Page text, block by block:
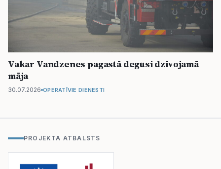
Vakar Vandzenes pagastā degusi dzīvojamā
māja
30.07.2026 OPERATĪVIE DIENESTI
PROJEKTA ATBALSTS